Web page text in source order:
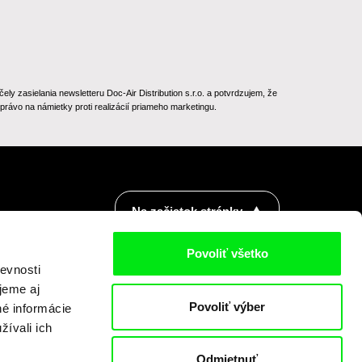
aj
informácie
ich
Povoliť všetko
Povoliť výber
Odmietnuť
zasielania newsletteru Doc-Air Distribution s.r.o. a potvrdzujem, že
na námietky proti realizácií priameho marketingu.
Na začiatok stránky